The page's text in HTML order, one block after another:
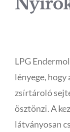
LPG
lényege,
zsírtároló
ösztönzi. A
látványosan